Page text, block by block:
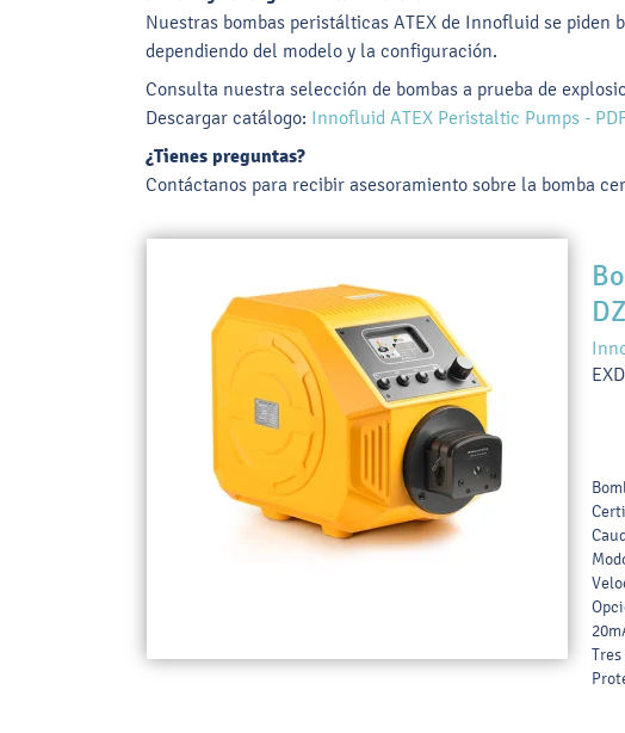
Nuestras bombas peristálticas ATEX de Innofluid se piden
dependiendo del modelo y la configuración.
Consulta nuestra selección de bombas a prueba de
Descargar catálogo: Innofluid ATEX Peristaltic Pumps -
¿Tienes preguntas?
Contáctanos para recibir asesoramiento sobre la bomba